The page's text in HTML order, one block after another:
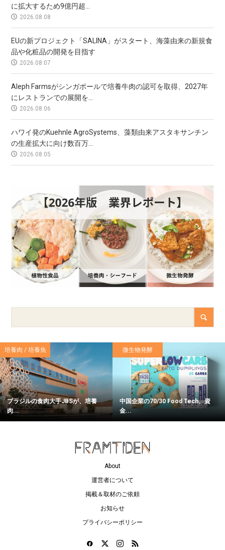
に拡大するため9億円超...
2026.08.08
EUの新プロジェクト「SALINA」がスタート、海藻由来の新規食
品や化粧品の開発を目指す
2026.08.07
Aleph Farmsがシンガポールで培養牛肉の認可を取得、2027年
にレストランでの展開を...
2026.08.06
ハワイ発のKuehnle AgroSystems、藻類由来アスタキサンチン
の生産拡大に向け数百万...
2026.08.05
培養肉 / 培養魚
ブラジルの食肉大手JBSが、培養
肉...
微生物発酵
中国企業の70/30 Food Tech、資
金...
About
運営者について
掲載＆取材のご依頼
お知らせ
プライバシーポリシー